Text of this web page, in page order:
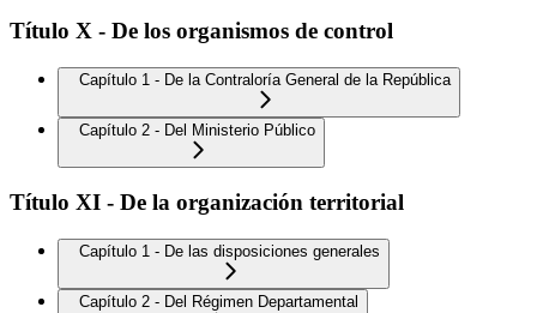
Título X - De los organismos de control
Capítulo 1 - De la Contraloría General de la República
Capítulo 2 - Del Ministerio Público
Título XI - De la organización territorial
Capítulo 1 - De las disposiciones generales
Capítulo 2 - Del Régimen Departamental